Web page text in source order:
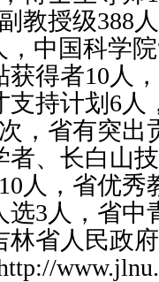
教授级388
中国科学
获得者10人
持计划6人
，省有突出
者、长白山
人，省优秀
3人，省中
省人民政